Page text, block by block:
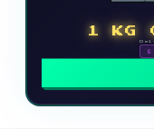
1 KG
🗓